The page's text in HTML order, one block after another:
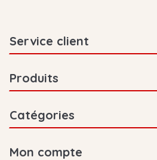
Service client
Produits
Catégories
Mon compte